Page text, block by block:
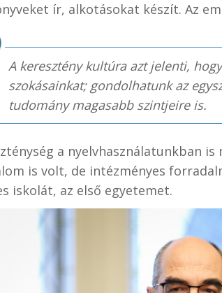
ír, alkotásokat készít. Az
A keresztény kultúra azt jelenti,
szokásainkat; gondolhatunk az
tudomány magasabb szintjeire is.
a nyelvhasználatunkban
is volt, de intézményes
iskolát, az első egyetemet.